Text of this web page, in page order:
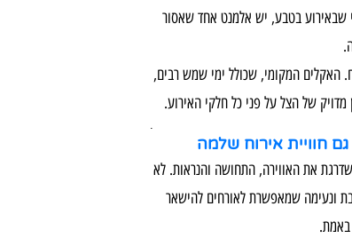
שבאירוע בטבע, יש אלמנט אחד שאסור
האקלים המקומי, שכולל ימי שמש רבים,
מדויק של הצל על פני כל חלקי האירוע.
.
חוויית אירוח שלמה
את האווירה, התחושה והנראות. לא
ונעימה שמאפשרת לאורחים להישאר
באמת.